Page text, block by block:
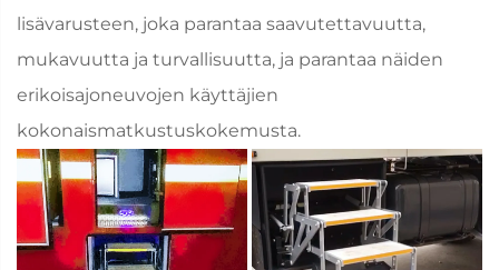
lisävarusteen, joka parantaa saavutettavuutta,
mukavuutta ja turvallisuutta, ja parantaa näiden
erikoisajoneuvojen käyttäjien
kokonaismatkustuskokemusta.